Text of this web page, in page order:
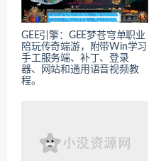
GEE引擎：GEE梦苍穹单职业
陪玩传奇端游，附带Win学习
手工服务端、补丁、登录
器、网站和通用语音视频教
程。